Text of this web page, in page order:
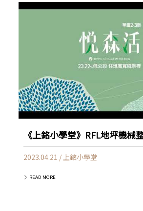
《上銘小學堂》RFL地坪機械
2023.04.21 / 上銘小學堂
READ MORE